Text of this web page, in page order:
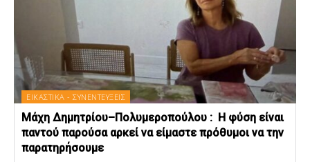
ΕΙΚΑΣΤΙΚΑ - ΣΥΝΕΝΤΕΥΞΕΙΣ
Μάχη Δημητρίου–Πολυμεροπούλου : Η φύση είναι
παντού παρούσα αρκεί να είμαστε πρόθυμοι να την
παρατηρήσουμε